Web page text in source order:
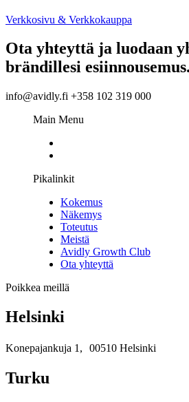
Verkkosivu & Verkkokauppa
Ota yhteyttä ja luodaan
brändillesi esiinnousemus.
info@avidly.fi +358 102 319 000
Main Menu
Pikalinkit
Kokemus
Näkemys
Toteutus
Meistä
Avidly Growth Club
Ota yhteyttä
Poikkea meillä
Helsinki
Konepajankuja 1, 00510 Helsinki
Turku